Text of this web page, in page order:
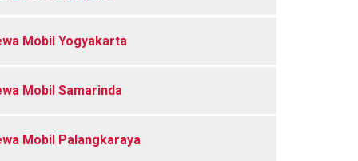
Mobil Yogyakarta
Mobil Samarinda
Mobil Palangkaraya